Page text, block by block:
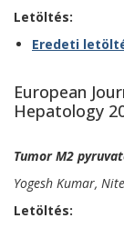
Letöltés:
Eredeti
European
Hepatology
Tumor M2
Yogesh Kumar,
Letöltés: